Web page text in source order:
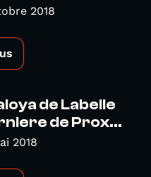
2018
de Labelle
de Prox...
2018